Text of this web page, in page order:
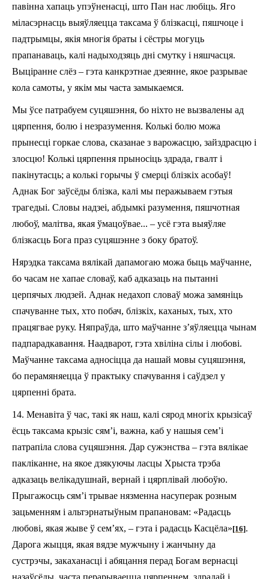
павінна хапаць упэўненасці, што Пан нас любіць. Яго
міласэрнасць выяўляецца таксама ў блізкасці, пяшчоце i
падтрымцы, якія многія браты і сёстры могуць
прапанаваць, калі надыходзяць дні смутку i няшчасця.
Выціранне слёз – гэта канкрэтнае дзеянне, якое разрывае
кола самоты, у якім мы часта замыкаемся.
Мы ўсе патрабуем суцяшэння, бо ніхто не вызвалены ад
цярпення, болю i незразумення. Колькі болю можа
прынесці горкае слова, сказанае з варожасцю, зайздрасцю і
злосцю! Колькі цярпення прыносіць здрада, гвалт і
пакінутасць; а колькі горычы ў смерці блізкіх асобаў!
Аднак Бог заўсёды блізка, калі мы перажываем гэтыя
трагедыі. Словы надзеі, абдымкі разумення, пяшчотная
любоў, малітва, якая ўмацоўвае... – усё гэта выяўляе
блізкасць Бога праз суцяшэнне з боку братоў.
Нярэдка таксама вялікай дапамогаю можа быць маўчанне,
бо часам не хапае словаў, каб адказаць на пытанні
церпячых людзей. Аднак недахоп словаў можа замяніць
спачуванне тых, хто побач, блізкіх, каханых, тых, хто
працягвае руку. Няпраўда, што маўчанне з’яўляецца чынам
падпарадкавання. Наадварот, гэта хвіліна сілы і любові.
Маўчанне таксама адносіцца да нашай мовы суцяшэння,
бо перамяняецца ў практыку спачування i саўдзел у
цярпенні брата.
14. Менавіта ў час, такі як наш, калі сярод многіх крызісаў
ёсць таксама крызіс сям’і, важна, каб у нашыя сем’і
патрапіла слова суцяшэння. Дар сужэнства – гэта вялікае
пакліканне, на якое дзякуючы ласцы Хрыста трэба
адказаць велікадушнай, вернай і цярплівай любоўю.
Прыгажосць сям’і трывае нязменна насуперак розным
зацьменням і альтэрнатыўным прапановам: «Радасць
любові, якая жыве ў сем’ях, – гэта і радасць Касцёла»[16].
Дарога жыцця, якая вядзе мужчыну і жанчыну да
сустрэчы, закаханасці i абяцання перад Богам вернасці
назаўсёды, часта перарываецца цярпеннем, здрадай i